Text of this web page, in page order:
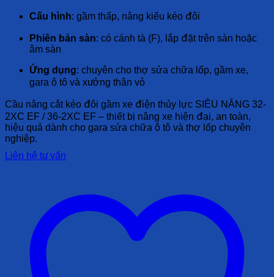
Cấu hình: gầm thấp, nâng kiểu kéo đôi
Phiên bản sàn: có cánh tà (F), lắp đặt trên sàn hoặc
âm sàn
Ứng dụng: chuyên cho thợ sửa chữa lốp, gầm xe,
gara ô tô và xưởng thân vỏ
Cầu nâng cắt kéo đôi gầm xe điện thủy lực SIÊU NÂNG 32-
2XC EF / 36-2XC EF – thiết bị nâng xe hiện đại, an toàn,
hiệu quả dành cho gara sửa chữa ô tô và thợ lốp chuyên
nghiệp.
Liên hệ tư vấn